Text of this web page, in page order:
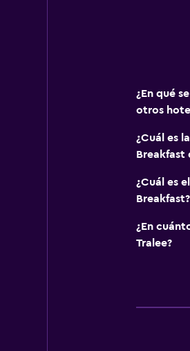
¿En qué
otros
¿Cuál es
Breakfast
¿Cuál es
Breakfast?
¿En
Tralee?